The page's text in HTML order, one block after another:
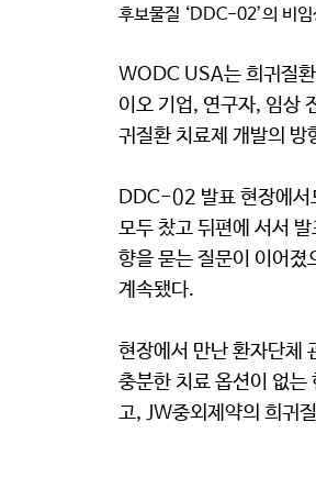
후보물질 ‘DDC-02’의 비
WODC USA는 희귀질
이오 기업, 연구자, 임상
귀질환 치료제 개발의 방
DDC-02 발표 현장에서
모두 찼고 뒤편에 서서
향을 묻는 질문이 이어졌
계속됐다.
현장에서 만난 환자단체
충분한 치료 옵션이 없는
고, JW중외제약의 희귀